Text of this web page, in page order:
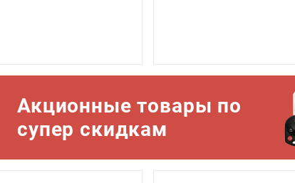
Акционные товары по
супер скидкам